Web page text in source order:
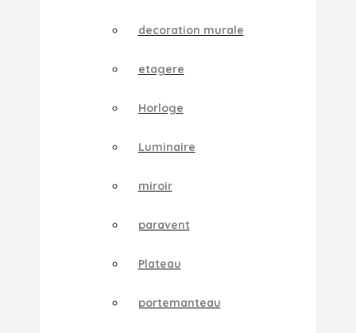
decoration murale
etagere
Horloge
Luminaire
miroir
paravent
Plateau
portemanteau